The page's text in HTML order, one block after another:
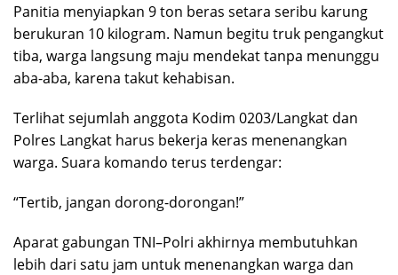
Panitia menyiapkan 9 ton beras setara seribu karung
berukuran 10 kilogram. Namun begitu truk pengangkut
tiba, warga langsung maju mendekat tanpa menunggu
aba-aba, karena takut kehabisan.
Terlihat sejumlah anggota Kodim 0203/Langkat dan
Polres Langkat harus bekerja keras menenangkan
warga. Suara komando terus terdengar:
“Tertib, jangan dorong-dorongan!”
Aparat gabungan TNI–Polri akhirnya membutuhkan
lebih dari satu jam untuk menenangkan warga dan